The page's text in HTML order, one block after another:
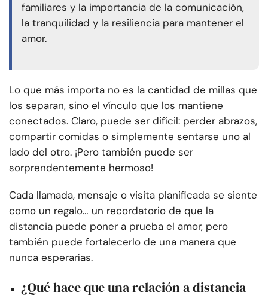
familiares y la importancia de la comunicación,
la tranquilidad y la resiliencia para mantener el
amor.
Lo que más importa no es la cantidad de millas que
los separan, sino el vínculo que los mantiene
conectados. Claro, puede ser difícil: perder abrazos,
compartir comidas o simplemente sentarse uno al
lado del otro. ¡Pero también puede ser
sorprendentemente hermoso!
Cada llamada, mensaje o visita planificada se siente
como un regalo… un recordatorio de que la
distancia puede poner a prueba el amor, pero
también puede fortalecerlo de una manera que
nunca esperarías.
¿Qué hace que una relación a distancia